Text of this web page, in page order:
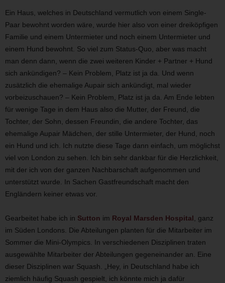
Ein Haus, welches in Deutschland vermutlich von einem Single-
Paar bewohnt worden wäre, wurde hier also von einer dreiköpfigen
Familie und einem Untermieter und noch einem Untermieter und
einem Hund bewohnt. So viel zum Status-Quo, aber was macht
man denn dann, wenn die zwei weiteren Kinder + Partner + Hund
sich ankündigen? – Kein Problem, Platz ist ja da. Und wenn
zusätzlich die ehemalige Aupair sich ankündigt, mal wieder
vorbeizuschauen? – Kein Problem, Platz ist ja da. Am Ende lebten
für wenige Tage in dem Haus also die Mutter, der Freund, die
Tochter, der Sohn, dessen Freundin, die andere Tochter, das
ehemalige Aupair Mädchen, der stille Untermieter, der Hund, noch
ein Hund und ich. Ich nutzte diese Tage dann einfach, um möglichst
viel von London zu sehen. Ich bin sehr dankbar für die Herzlichkeit,
mit der ich von der ganzen Nachbarschaft aufgenommen und
unterstützt wurde. In Sachen Gastfreundschaft macht den
Engländern keiner etwas vor.
Gearbeitet habe ich in Sutton im Royal Marsden Hospital , ganz
im Süden Londons. Die Abteilungen planten für die Mitarbeiter im
Sommer die Mini-Olympics. In verschiedenen Disziplinen traten
ausgewählte Mitarbeiter der Abteilungen gegeneinander an. Eine
dieser Disziplinen war Squash. „Hey, in Deutschland habe ich
ziemlich häufig Squash gespielt, ich könnte mich ja dafür